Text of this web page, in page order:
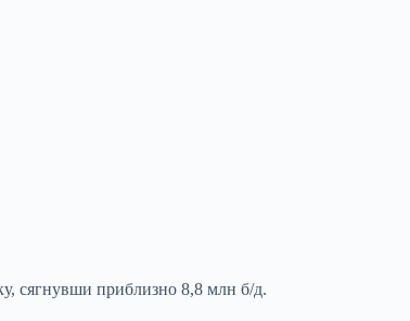
сягнувши приблизно 8,8 млн б/д.